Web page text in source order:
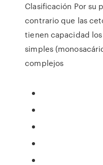
Clasificación Por su
contrario que las
tienen capacidad
simples
complejos